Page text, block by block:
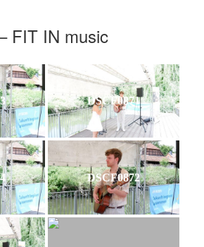
FIT IN music
DSCF0871
DSCF0872